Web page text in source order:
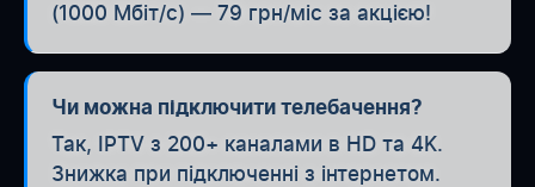
(1000 Мбіт/с) — 79 грн/міс за акцією!
Чи можна підключити телебачення?
Так, IPTV з 200+ каналами в HD та 4K.
Знижка при підключенні з інтернетом.